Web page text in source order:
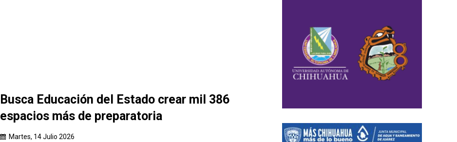
Busca Educación del Estado crear mil 386
espacios más de preparatoria
Martes, 14 Julio 2026